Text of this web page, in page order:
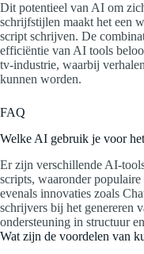
Dit potentieel van AI om
schrijfstijlen maakt het een
script schrijven. De
efficiëntie van AI tools
tv-industrie, waarbij
kunnen worden.
FAQ
Welke AI gebruik je voor
Er zijn verschillende AI-
scripts, waaronder
evenals innovaties zoals
schrijvers bij het genereren
ondersteuning in structuur
Wat zijn de voordelen van